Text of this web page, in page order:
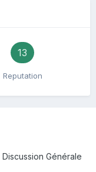
13
Reputation
Discussion Générale